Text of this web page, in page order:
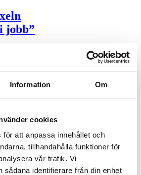
Information Om
cookies
för att anpassa innehållet och
tillhandahålla funktioner för
vår trafik. Vi
sådana identifierare från din enhet
jobb”
i Västernorrland och Jämtland
länsgränserna. Bland annat har man